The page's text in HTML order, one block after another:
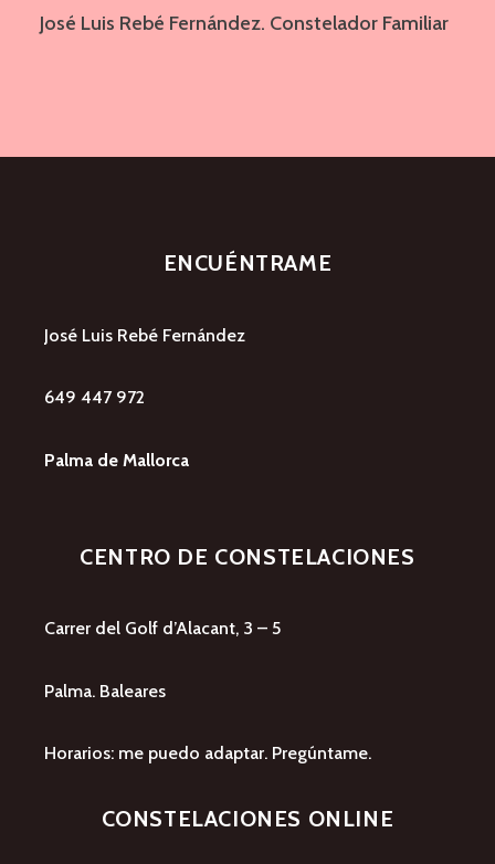
José Luis Rebé Fernández. Constelador Familiar
ENCUÉNTRAME
José Luis Rebé Fernández
649 447 972
Palma de Mallorca
CENTRO DE CONSTELACIONES
Carrer del Golf d’Alacant, 3 – 5
Palma. Baleares
Horarios: me puedo adaptar. Pregúntame.
CONSTELACIONES ONLINE